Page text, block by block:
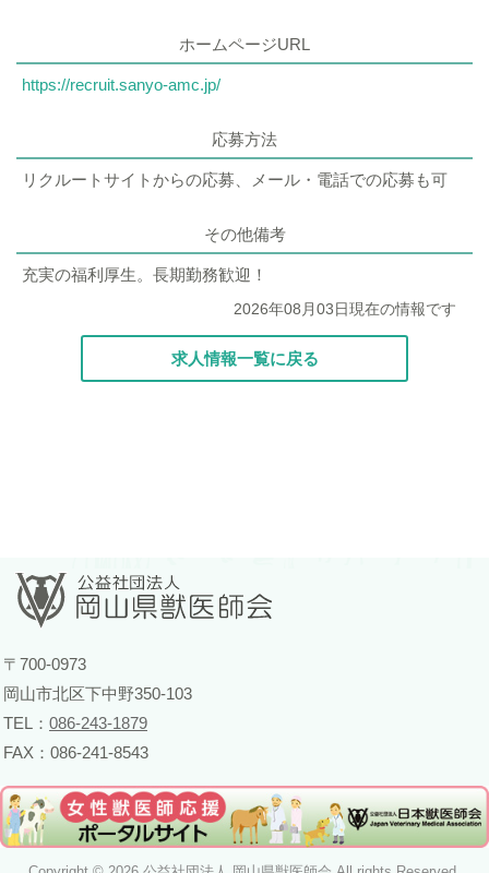
ホームページURL
https://recruit.sanyo-amc.jp/
応募方法
リクルートサイトからの応募、メール・電話での応募も可
その他備考
充実の福利厚生。長期勤務歓迎！
2026年08月03日現在の情報です
求人情報一覧に戻る
〒700-0973
岡山市北区下中野350-103
TEL： 086-243-1879
FAX：086-241-8543